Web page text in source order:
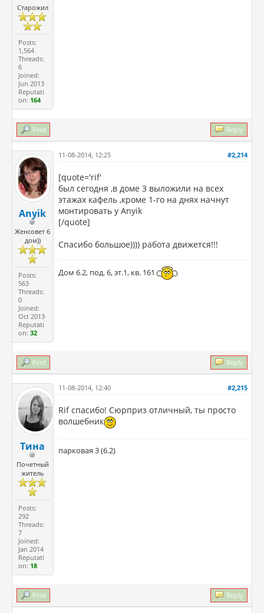
Старожил
Posts:
1,564
Threads:
6
Joined:
Jun 2013
Reputati
on: 164
Find Reply
Anyik
Женсовет 6
дом))
Posts:
563
Threads:
0
Joined:
Oct 2013
Reputati
on:32
#2,214
11-08-2014, 12:25
[quote='rif'
был сегодня ,в доме 3 выложили на всех
этажах кафель ,кроме 1-го на днях начнут
монтировать у Anyik
[/quote]
Спасибо большое)))) работа движется!!!
Дом 6.2, под. 6, эт.1, кв. 161
Find Reply
Тина
Почетный
житель
Posts:
292
Threads:
7
Joined:
Jan 2014
Reputati
on: 18
#2,215
11-08-2014, 12:40
Rif спасибо! Сюрприз отличный, ты просто
волшебник
парковая 3 (6.2)
Find Reply